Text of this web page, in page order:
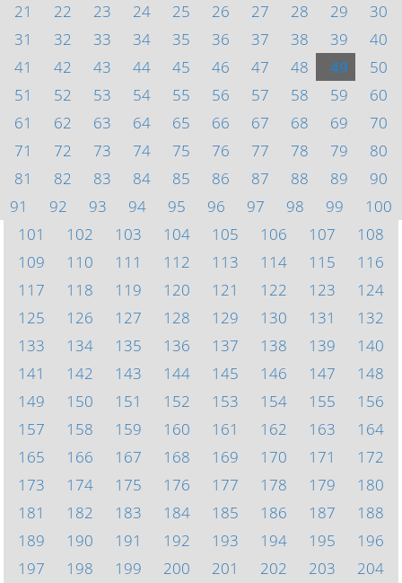
21
22 23 24 25 26 27 28 29
30
31
32 33 34 35 36 37 38 39
40
41
42 43 44 45 46 47 48 49
50
51
52 53 54 55 56 57 58 59
60
61
62 63 64 65 66 67 68 69
70
71
72 73 74 75 76 77 78 79
80
81
82 83 84 85 86 87 88 89
90
91
92 93 94 95 96 97 98 99
100
101
102 103 104 105 106 107
108
109
110 111 112 113 114 115
116
117
118 119 120 121 122 123
124
125
126 127 128 129 130 131
132
133
134 135 136 137 138 139
140
141
142 143 144 145 146 147
148
149
150 151 152 153 154 155
156
157
158 159 160 161 162 163
164
165
166 167 168 169 170 171
172
173
174 175 176 177 178 179
180
181
182 183 184 185 186 187
188
189
190 191 192 193 194 195
196
197
198 199 200 201 202 203 204